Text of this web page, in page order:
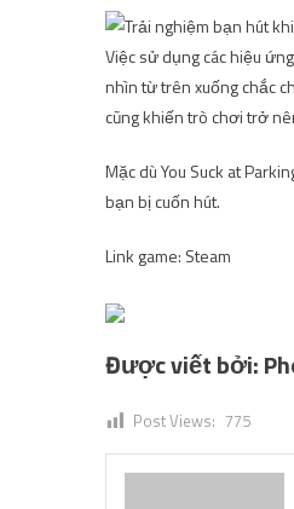
Việc sử dụng các hiệu
nhìn từ trên xuống chắc
cũng khiến trò chơi trở
Mặc dù You Suck at
bạn bị cuốn hút.
Link game: Steam
Được viết bởi:
Post Views: 775